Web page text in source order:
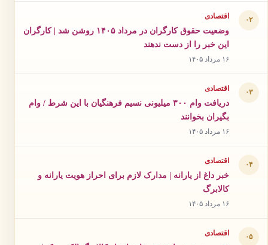
۰۲ اقتصادی
وضعیت حقوق کارگران در مرداد ۱۴۰۵ روشن شد | کارگران
این خبر را از دست ندهند
۱۶ مرداد ۱۴۰۵
۰۳ اقتصادی
دریافت وام ۳۰۰ میلیونی نسیم فرهنگیان با این شرط / وام
بگیران بخوانند
۱۶ مرداد ۱۴۰۵
۰۴ اقتصادی
خبر داغ از یارانه | مدارک لازم برای احراز هویت یارانه و
کالابرگ
۱۶ مرداد ۱۴۰۵
۰۵ اقتصادی